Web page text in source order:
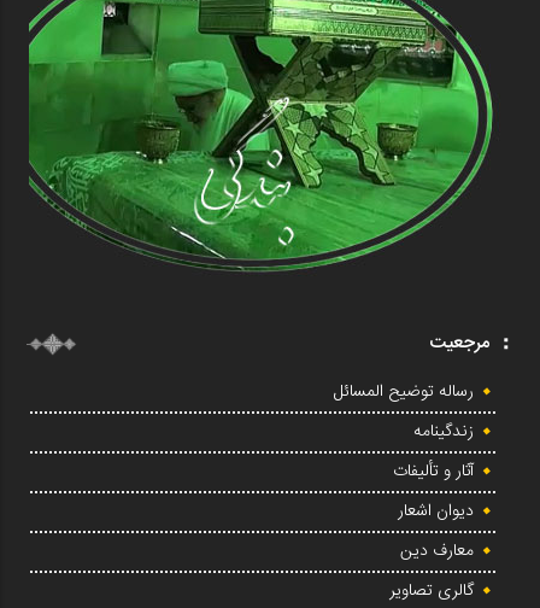
مرجعیت
رساله توضیح المسائل
زندگینامه
آثار و تألیفات
دیوان اشعار
معارف دین
گالری تصاویر